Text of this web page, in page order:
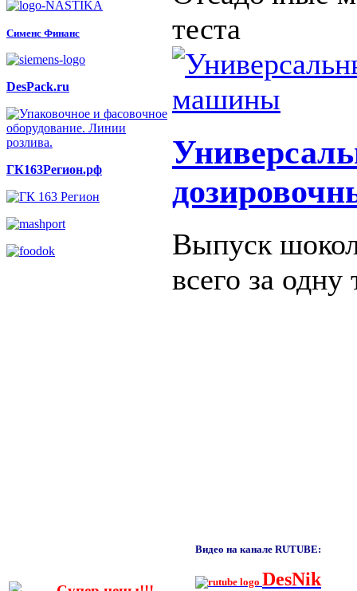
Сименс Финанс
DesPack.ru
ГК163Регион.рф
теста
Выпуск
всего за
Видео на канале RUTUBE:
DesNik